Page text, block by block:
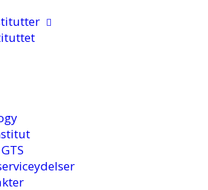
kan
‘alle mulige